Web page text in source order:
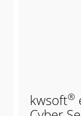
kwsoft®